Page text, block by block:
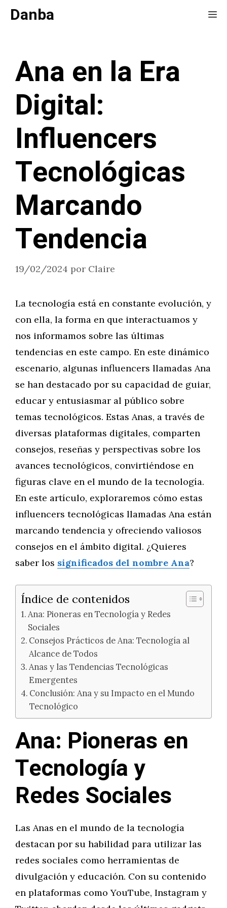
SaltarDanba
Ana en la Era
Digital:
Influencers
Tecnológicas
Marcando
Tendencia
19/02/2024 por Claire
La tecnología está en constante evolución, y
con ella, la forma en que interactuamos y
nos informamos sobre las últimas
tendencias en este campo. En este dinámico
escenario, algunas influencers llamadas Ana
se han destacado por su capacidad de guiar,
educar y entusiasmar al público sobre
temas tecnológicos. Estas Anas, a través de
diversas plataformas digitales, comparten
consejos, reseñas y perspectivas sobre los
avances tecnológicos, convirtiéndose en
figuras clave en el mundo de la tecnología.
En este artículo, exploraremos cómo estas
influencers tecnológicas llamadas Ana están
marcando tendencia y ofreciendo valiosos
consejos en el ámbito digital. ¿Quieres
saber los significados del nombre Ana?
Índice de contenidos
Ana: Pioneras en Tecnología y Redes
Sociales
Consejos Prácticos de Ana: Tecnología al
Alcance de Todos
Anas y las Tendencias Tecnológicas
Emergentes
Conclusión: Ana y su Impacto en el Mundo
Tecnológico
Ana: Pioneras en
Tecnología y
Redes Sociales
Las Anas en el mundo de la tecnología
destacan por su habilidad para utilizar las
redes sociales como herramientas de
divulgación y educación. Con su contenido
en plataformas como YouTube, Instagram y